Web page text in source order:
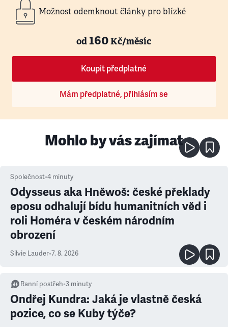
Možnost odemknout články pro blízké
od160Kč/měsíc
Koupit předplatné
Mám předplatné, přihlásím se
Mohlo by vás zajímat
Společnost•4 minuty
Odysseus aka Hněwoš: české překlady
eposu odhalují bídu humanitních věd i
roli Homéra v českém národním
obrození
Silvie Lauder•7. 8. 2026
Ranní postřeh•3 minuty
Ondřej Kundra: Jaká je vlastně česká
pozice, co se Kuby týče?